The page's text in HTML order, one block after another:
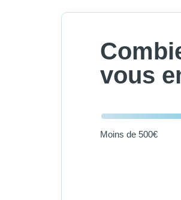
vous
Moins de 500€